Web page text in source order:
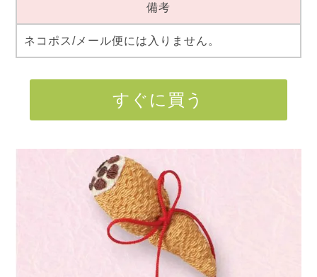
備考
ネコポス/メール便には入りません。
すぐに買う